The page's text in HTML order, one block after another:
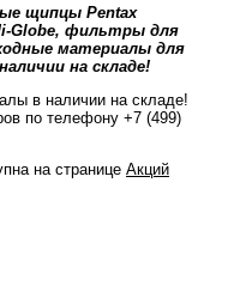
щипцы Pentax
Globe, фильтры для
материалы для
на складе!
в наличии на складе!
по телефону +7 (499)
на странице Акций